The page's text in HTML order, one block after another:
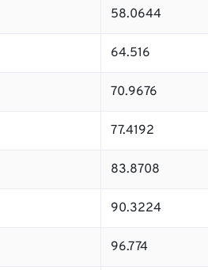
58.0644
64.516
70.9676
77.4192
83.8708
90.3224
96.774